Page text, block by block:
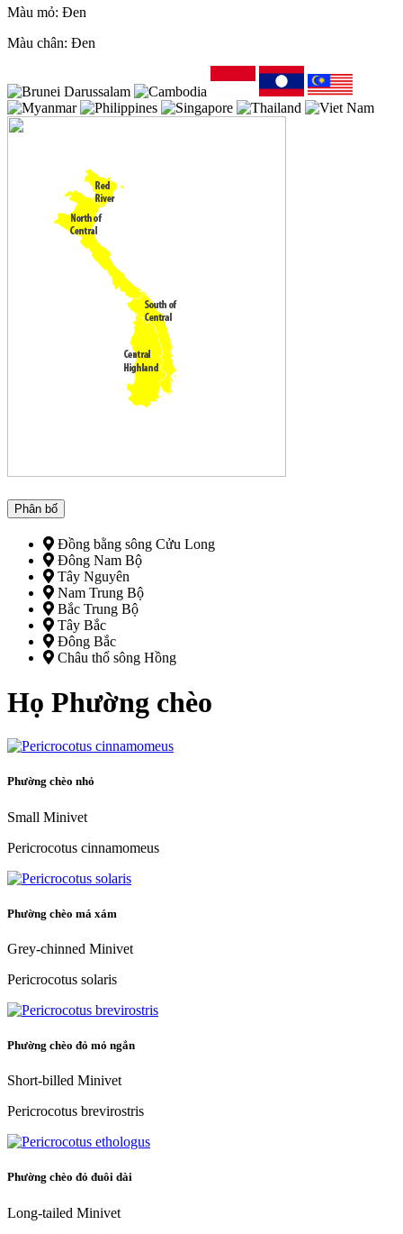
Màu mỏ: Đen
Màu chân: Đen
Phân bố
Đồng bằng sông Cửu Long
Đông Nam Bộ
Tây Nguyên
Nam Trung Bộ
Bắc Trung Bộ
Tây Bắc
Đông Bắc
Châu thổ sông Hồng
Họ Phường chèo
Phường chèo nhỏ
Small Minivet
Pericrocotus cinnamomeus
Phường chèo má xám
Grey-chinned Minivet
Pericrocotus solaris
Phường chèo đỏ mỏ ngắn
Short-billed Minivet
Pericrocotus brevirostris
Phường chèo đỏ đuôi dài
Long-tailed Minivet